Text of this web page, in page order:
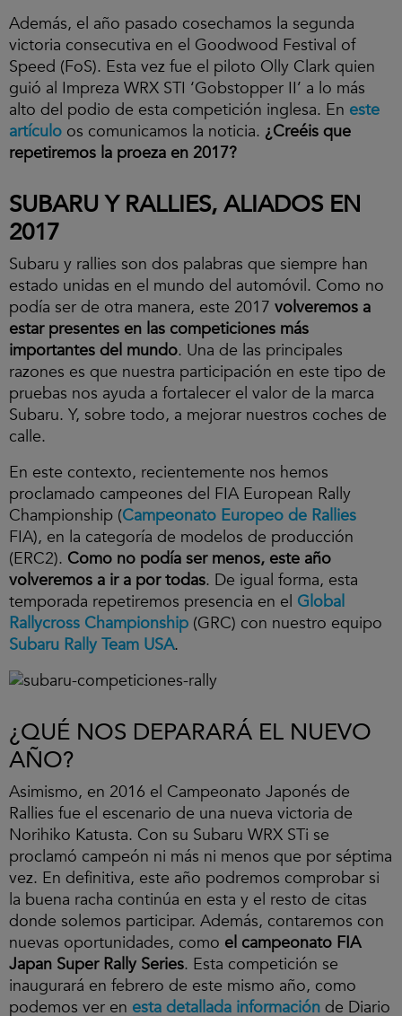
Además, el año pasado cosechamos la segunda
victoria consecutiva en el Goodwood Festival of
Speed (FoS). Esta vez fue el piloto Olly Clark quien
guió al Impreza WRX STI ‘Gobstopper II’ a lo más
alto del podio de esta competición inglesa. En este
artículo os comunicamos la noticia. ¿Creéis que
repetiremos la proeza en 2017?
SUBARU Y RALLIES, ALIADOS EN
2017
Subaru y rallies son dos palabras que siempre han
estado unidas en el mundo del automóvil. Como no
podía ser de otra manera, este 2017 volveremos a
estar presentes en las competiciones más
importantes del mundo. Una de las principales
razones es que nuestra participación en este tipo de
pruebas nos ayuda a fortalecer el valor de la marca
Subaru. Y, sobre todo, a mejorar nuestros coches de
calle.
En este contexto, recientemente nos hemos
proclamado campeones del FIA European Rally
Championship (Campeonato Europeo de Rallies
FIA), en la categoría de modelos de producción
(ERC2). Como no podía ser menos, este año
volveremos a ir a por todas. De igual forma, esta
temporada repetiremos presencia en el Global
Rallycross Championship (GRC) con nuestro equipo
Subaru Rally Team USA.
¿QUÉ NOS DEPARARÁ EL NUEVO
AÑO?
Asimismo, en 2016 el Campeonato Japonés de
Rallies fue el escenario de una nueva victoria de
Norihiko Katusta. Con su Subaru WRX STi se
proclamó campeón ni más ni menos que por séptima
vez. En definitiva, este año podremos comprobar si
la buena racha continúa en esta y el resto de citas
donde solemos participar. Además, contaremos con
nuevas oportunidades, como el campeonato FIA
Japan Super Rally Series. Esta competición se
inaugurará en febrero de este mismo año, como
podemos ver en esta detallada información de Diario